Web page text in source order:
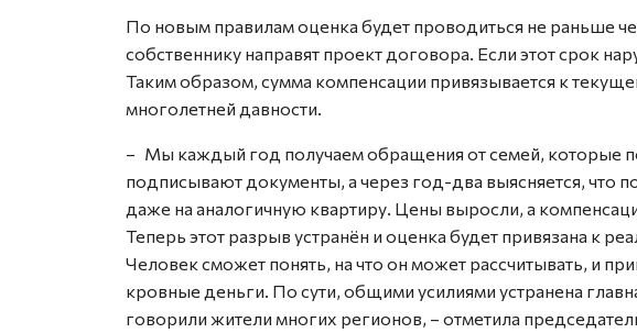
По новым правилам оценка будет проводиться не раньше
собственнику направят проект договора. Если этот срок
Таким образом, сумма компенсации привязывается к
многолетней давности.
– Мы каждый год получаем обращения от семей, которые
подписывают документы, а через год-два выясняется, что
даже на аналогичную квартиру. Цены выросли, а
Теперь этот разрыв устранён и оценка будет привязана к
Человек сможет понять, на что он может рассчитывать, и
кровные деньги. По сути, общими усилиями устранена
говорили жители многих регионов, – отметила